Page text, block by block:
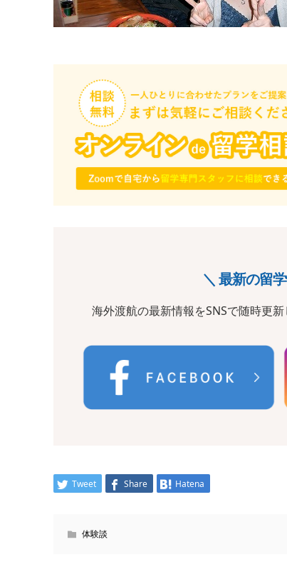
＼ 最新の留
海外渡航の最新情報をSNSで随時更
Tweet Share Hatena
体験談